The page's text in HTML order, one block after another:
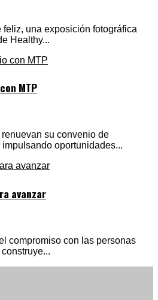
feliz, una exposición fotográfica
Healthy...
MTP
su convenio de
oportunidades...
avanzar
compromiso con las personas